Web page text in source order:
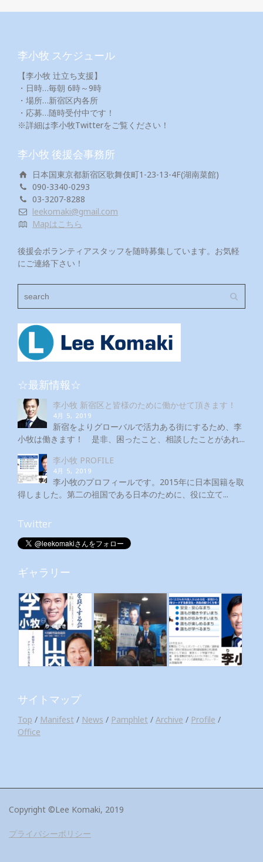
李小牧 スケジュール
【李小牧 辻立ち支援】
・日時…毎朝 6時～9時
・場所…新宿区内各所
・応募…随時受付中です！
※詳細は李小牧Twitterをご覧ください！
李小牧 後援会事務所
日本国東京都新宿区歌舞伎町1-23-13-4F(湖南菜館)
090-3340-0293
03-3207-8288
leekomaki@gmail.com
Mapはこちら
後援会ボランティアスタッフを随時募集しています。お気軽
にご連絡下さい！
☆最新情報☆
李小牧 新宿区と皆様のために働かせて頂きます！
4月 5, 2019
新宿をよりグローバルで活力ある街にするため、李
小牧は働きます！ 是非、困ったこと、相談したことがあれ...
李小牧 PROFILE
4月 5, 2019
李小牧のプロフィールです。2015年に日本国籍を取
得しました。第二の祖国である日本のために、役に立て...
Twitter
ギャラリー
サイトマップ
Top / Manifest / News / Pamphlet / Archive / Profile /
Office
Copyright ©Lee Komaki, 2019
プライバシーポリシー